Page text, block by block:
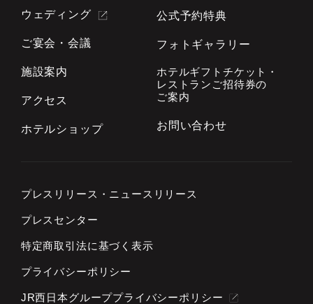
ウェディング
ご宴会・会議
施設案内
アクセス
ホテルショップ
公式予約特典
フォトギャラリー
ホテルギフトチケット・
レストランご招待券の
ご案内
お問い合わせ
プレスリリース・ ニュースリリース
プレスセンター
特定商取引法に基づく表示
プライバシーポリシー
JR西日本グループプライバシーポリシー